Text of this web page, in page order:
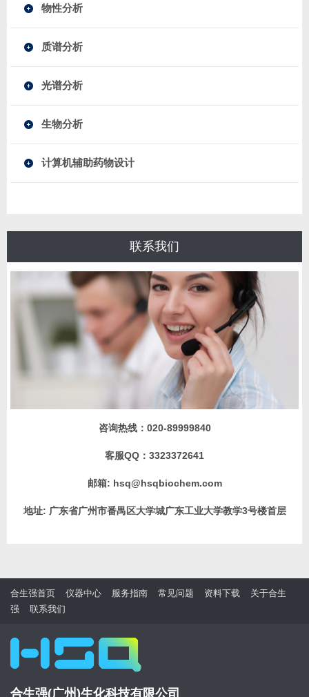
物性分析
质谱分析
光谱分析
生物分析
计算机辅助药物设计
联系我们
咨询热线： 020-89999840
客服QQ： 3323372641
邮箱: hsq@hsqbiochem.com
地址: 广东省广州市番禺区大学城广东工业大学教学3号楼首层
合生强首页 仪器中心 服务指南 常见问题 资料下载
关于合生
强
联系我们
合生强(广州)生化科技有限公司